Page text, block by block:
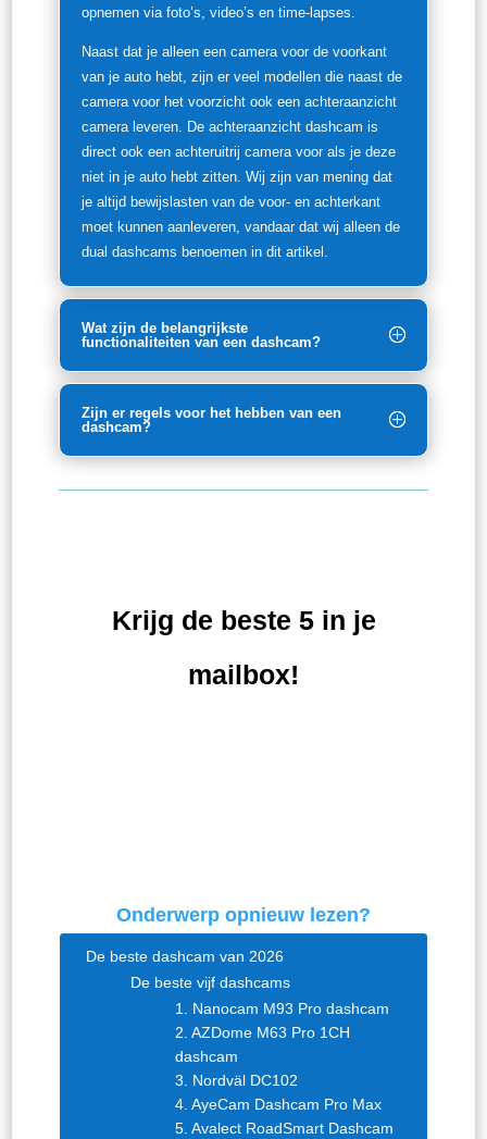
opnemen via foto’s, video’s en time-lapses.
Naast dat je alleen een camera voor de voorkant
van je auto hebt, zijn er veel modellen die naast de
camera voor het voorzicht ook een achteraanzicht
camera leveren. De achteraanzicht dashcam is
direct ook een achteruitrij camera voor als je deze
niet in je auto hebt zitten. Wij zijn van mening dat
je altijd bewijslasten van de voor- en achterkant
moet kunnen aanleveren, vandaar dat wij alleen de
dual dashcams benoemen in dit artikel.
Wat zijn de belangrijkste
functionaliteiten van een dashcam?
Zijn er regels voor het hebben van een
dashcam?
Krijg de beste 5 in je
mailbox!
Onderwerp opnieuw lezen?
De beste dashcam van 2026
De beste vijf dashcams
1. Nanocam M93 Pro dashcam
2. AZDome M63 Pro 1CH
dashcam
3. Nordväl DC102
4. AyeCam Dashcam Pro Max
5. Avalect RoadSmart Dashcam